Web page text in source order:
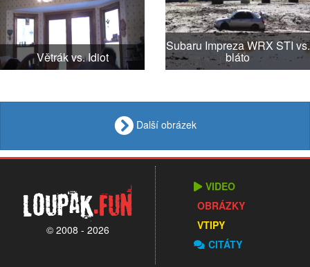
Větrák vs. Idiot
Subaru Impreza WRX STI vs.
bláto
Další obrázek
Loupak.fun
© 2008 - 2026
VIDEO
OBRÁZKY
VTIPY
CITÁTY